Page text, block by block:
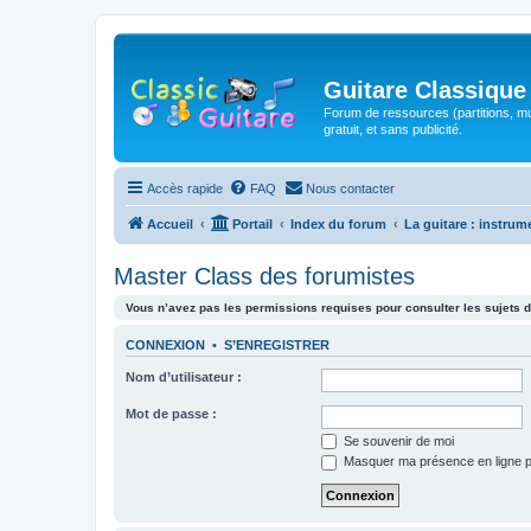
Guitare Classique
Forum de ressources (partitions,
gratuit, et sans publicité.
Accès rapide FAQ Nous contacter
Accueil Portail Index du forum La guitare :
Master Class des forumistes
Vous n’avez pas les permissions requises pour consulter les sujets
CONNEXION • S’ENREGISTRER
Nom d’utilisateur :
Mot de passe :
Se souvenir de moi
Masquer ma présence en ligne